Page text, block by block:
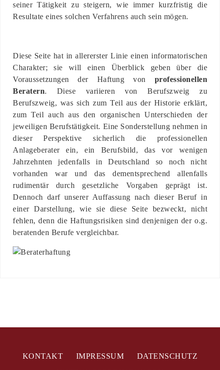
seiner Tätigkeit zu steigern, wie immer kurzfristig die
Resultate eines solchen Verfahrens auch sein mögen.
Diese Seite hat in allererster Linie einen informatorischen
Charakter; sie will einen Überblick geben über die
Voraussetzungen der Haftung von professionellen
Beratern. Diese variieren von Berufszweig zu
Berufszweig, was sich zum Teil aus der Historie erklärt,
zum Teil auch aus den organischen Unterschieden der
jeweiligen Berufstätigkeit. Eine Sonderstellung nehmen in
dieser Perspektive sicherlich die professionellen
Anlageberater ein, ein Berufsbild, das vor wenigen
Jahrzehnten jedenfalls in Deutschland so noch nicht
vorhanden war und das dementsprechend allenfalls
rudimentär durch gesetzliche Vorgaben geprägt ist.
Dennoch darf unserer Auffassung nach dieser Beruf in
einer Darstellung, wie sie diese Seite bezweckt, nicht
fehlen, denn die Haftungsrisiken sind denjenigen der o.g.
beratenden Berufe vergleichbar.
KONTAKT IMPRESSUM DATENSCHUTZ